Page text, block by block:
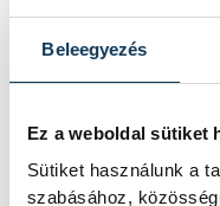
Beleegyezés
Ez a weboldal sütiket
Sütiket használunk a
szabásához,
alacsony